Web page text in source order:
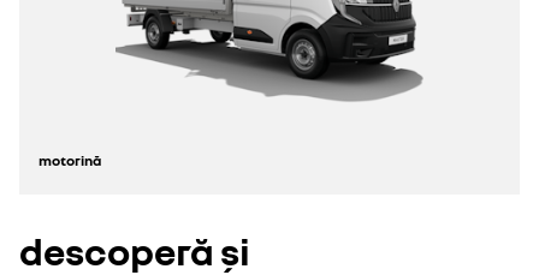
motorină
descoperă și